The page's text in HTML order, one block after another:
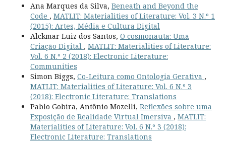
Ana Marques da Silva, Beneath and Beyond the
Code , MATLIT: Materialities of Literature: Vol. 3 N.º 1
(2015): Artes, Média e Cultura Digital
Alckmar Luiz dos Santos, O cosmonauta: Uma
Criação Digital , MATLIT: Materialities of Literature:
Vol. 6 N.º 2 (2018): Electronic Literature:
Communities
Simon Biggs, Co-Leitura como Ontologia Gerativa ,
MATLIT: Materialities of Literature: Vol. 6 N.º 3
(2018): Electronic Literature: Translations
Pablo Gobira, Antônio Mozelli, Reflexões sobre uma
Exposição de Realidade Virtual Imersiva , MATLIT:
Materialities of Literature: Vol. 6 N.º 3 (2018):
Electronic Literature: Translations